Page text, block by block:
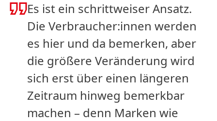
Es ist ein schrittweiser Ansatz.
Die Verbraucher:innen werden
es hier und da bemerken, aber
die größere Veränderung wird
sich erst über einen längeren
Zeitraum hinweg bemerkbar
machen – denn Marken wie